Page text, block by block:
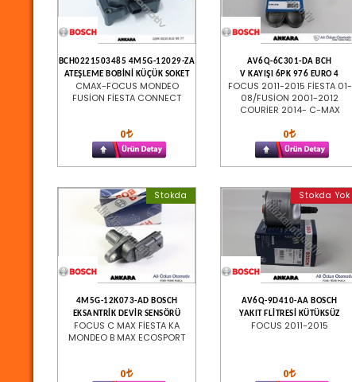
BCH0221503485 4M5G-12029-ZA
ATEŞLEME BOBİNİ KÜÇÜK SOKET
CMAX-FOCUS MONDEO
FUSİON FİESTA CONNECT
0
AV6Q-6C301-DA BCH
V KAYIŞI 6PK 976 EURO 4
FOCUS 2011-2015 FİESTA 01-
08/FUSİON 2001-2012
COURİER 2014- C-MAX
0
Stokda
4M5G-12K073-AD BOSCH
EKSANTRİK DEVİR SENSÖRÜ
FOCUS C MAX FİESTA KA
MONDEO B MAX ECOSPORT
0
Stokda Yok
AV6Q-9D410-AA BOSCH
YAKIT FLİTRESİ KÜTÜKSÜZ
FOCUS 2011-2015
0